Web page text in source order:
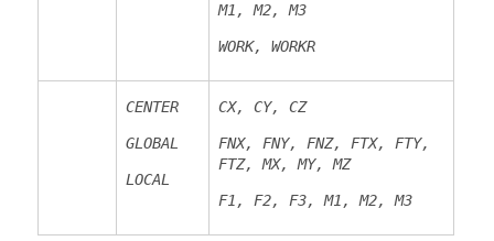
M1, M2, M3
WORK, WORKR
CENTER
GLOBAL
LOCAL
CX, CY, CZ
FNX, FNY, FNZ, FTX, FTY,
FTZ, MX, MY, MZ
F1, F2, F3, M1, M2, M3